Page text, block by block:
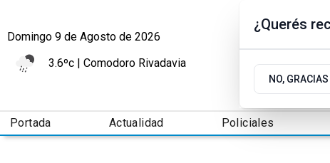
Domingo 9 de Agosto de 2026
3.6ºc | Comodoro Rivadavia
Portada Actualidad Policiales
¿Querés
NO, GRACIAS